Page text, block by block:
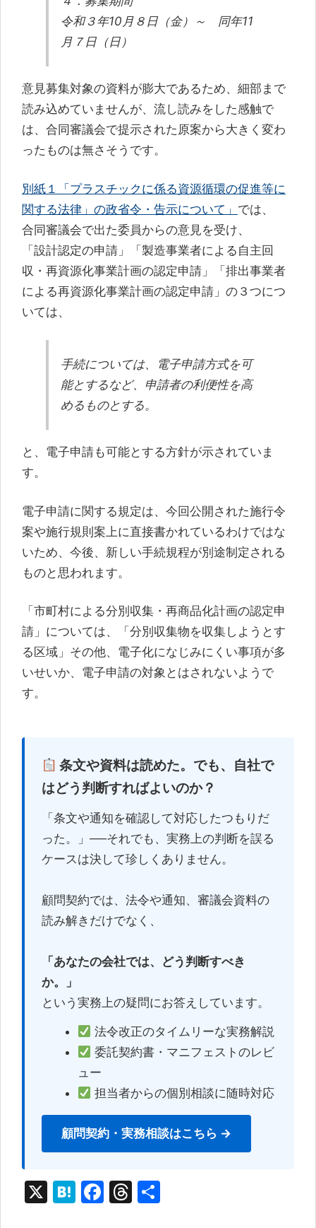
令和３年10月８日（金）～ 同年11
月７日（日）
意見募集対象の資料が膨大であるため、細部まで
読み込めていませんが、流し読みをした感触で
は、合同審議会で提示された原案から大きく変わ
ったものは無さそうです。
別紙１「プラスチックに係る資源循環の促進等に
関する法律」の政省令・告示について」 では、
合同審議会で出た委員からの意見を受け、
「設計認定の申請」「製造事業者による自主回
収・再資源化事業計画の認定申請」「排出事業者
による再資源化事業計画の認定申請」の３つにつ
いては、
手続については、電子申請方式を可
能とするなど、申請者の利便性を高
めるものとする。
と、電子申請も可能とする方針が示されていま
す。
電子申請に関する規定は、今回公開された施行令
案や施行規則案上に直接書かれているわけではな
いため、今後、新しい手続規程が別途制定される
ものと思われます。
「市町村による分別収集・再商品化計画の認定申
請」については、「分別収集物を収集しようとす
る区域」その他、電子化になじみにくい事項が多
いせいか、電子申請の対象とはされないようで
す。
条文や資料は読めた。でも、自社で
はどう判断すればよいのか？
「条文や通知を確認して対応したつもりだ
った。」──それでも、実務上の判断を誤る
ケースは決して珍しくありません。
顧問契約では、法令や通知、審議会資料の
読み解きだけでなく、
「あなたの会社では、どう判断すべき
か。」
という実務上の疑問にお答えしています。
法令改正のタイムリーな実務解説
委託契約書・マニフェストのレビ
ュー
担当者からの個別相談に随時対応
顧問契約・実務相談はこちら →
X
H
F
T